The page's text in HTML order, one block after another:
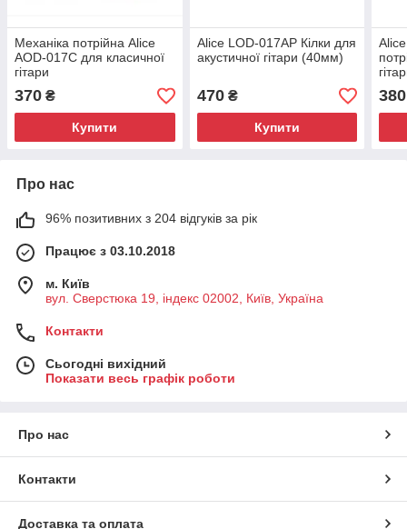
Механіка потрійна Alice
AOD-017C для класичної
гітари
370 ₴
Купити
Alice LOD-017AP Кілки для
акустичної гітари (40мм)
470₴
Купити
380
Про нас
96% позитивних з 204 відгуків за рік
Працює з 03.10.2018
м. Київ
вул. Сверстюка 19, індекс 02002, Київ, Україна
Контакти
Сьогодні вихідний
Показати весь графік роботи
Про нас
Контакти
Доставка та оплата